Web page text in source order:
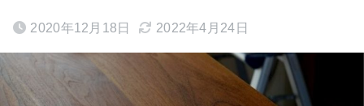
2020年12月18日 2022年4月24日